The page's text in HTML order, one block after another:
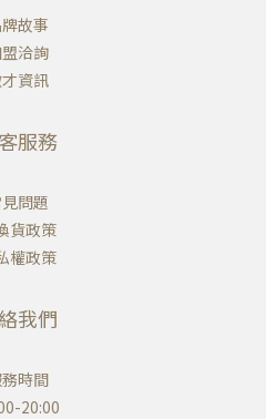
故事
洽詢
資訊
服務
問題
貨政策
權政策
我們
時間
20:00